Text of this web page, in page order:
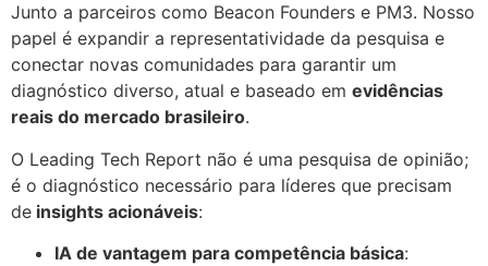
Junto a parceiros como Beacon Founders e PM3. Nosso
papel é expandir a representatividade da pesquisa e
conectar novas comunidades para garantir um
diagnóstico diverso, atual e baseado em evidências
reais do mercado brasileiro.
O Leading Tech Report não é uma pesquisa de opinião;
é o diagnóstico necessário para líderes que precisam
de insights acionáveis:
IA de vantagem para competência básica: